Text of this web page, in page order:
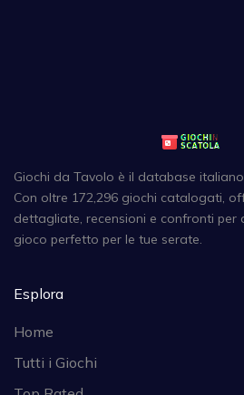
Giochi da Tavolo è il database
Con oltre 172,296 giochi catalogati,
dettagliate, recensioni e confronti per
gioco perfetto per le tue serate.
Esplora
Home
Tutti i Giochi